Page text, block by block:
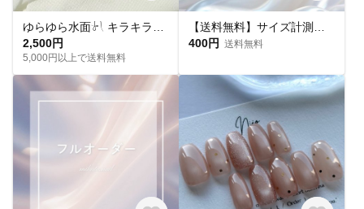
2,500円
5,000円以上で送料無料
400円 送料無料